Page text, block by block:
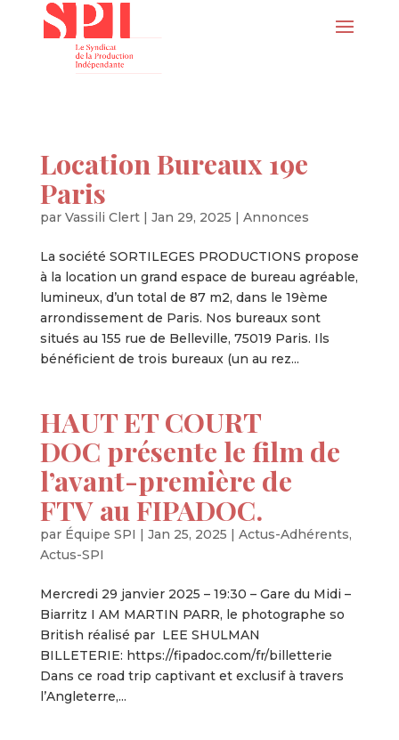
Location Bureaux 19e
Paris
par Vassili Clert| Jan 29, 2025 | Annonces
La société SORTILEGES PRODUCTIONS propose
à la location un grand espace de bureau agréable,
lumineux, d’un total de 87 m2, dans le 19ème
arrondissement de Paris. Nos bureaux sont
situés au 155 rue de Belleville, 75019 Paris. Ils
bénéficient de trois bureaux (un au rez...
HAUT ET COURT
DOC présente le film de
l’avant-première de
FTV au FIPADOC.
par Équipe SPI | Jan 25, 2025 | Actus-Adhérents,
Actus-SPI
Mercredi 29 janvier 2025 – 19:30 – Gare du Midi –
Biarritz I AM MARTIN PARR, le photographe so
British réalisé par LEE SHULMAN
BILLETERIE: https://fipadoc.com/fr/billetterie
Dans ce road trip captivant et exclusif à travers
l’Angleterre,...